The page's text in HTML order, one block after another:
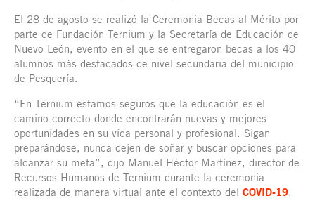
El 28 de agosto se realizó la Ceremonia Becas al Mérito por
parte de Fundación Ternium y la Secretaría de Educación de
Nuevo León, evento en el que se entregaron becas a los 40
alumnos más destacados de nivel secundaria del municipio
de Pesquería.
“En Ternium estamos seguros que la educación es el
camino correcto donde encontrarán nuevas y mejores
oportunidades en su vida personal y profesional. Sigan
preparándose, nunca dejen de soñar y buscar opciones para
alcanzar su meta”, dijo Manuel Héctor Martínez, director de
Recursos Humanos de Ternium durante la ceremonia
realizada de manera virtual ante el contexto del COVID-19.